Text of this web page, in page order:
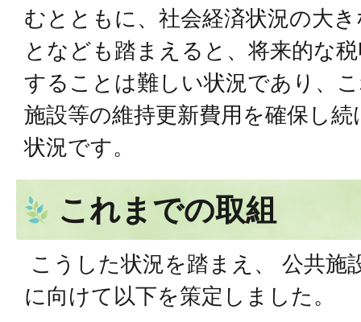
むとともに、社会経済状況の大
となども踏まえると、将来的な
することは難しい状況であり、
施設等の維持更新費用を確保し
状況です。
これまでの取組
こうした状況を踏まえ、 公共施
に向けて以下を策定しました。